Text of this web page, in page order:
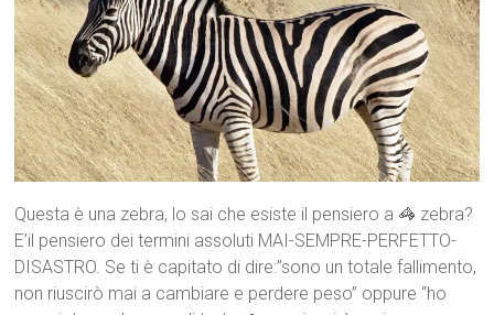
Questa è una zebra, lo sai che esiste il pensiero a 🦓 zebra?
E’il pensiero dei termini assoluti MAI-SEMPRE-PERFETTO-
DISASTRO. Se ti è capitato di dire:”sono un totale fallimento,
non riuscirò mai a cambiare e perdere peso” oppure “ho